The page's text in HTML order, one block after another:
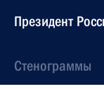
Президент
Стенограммы